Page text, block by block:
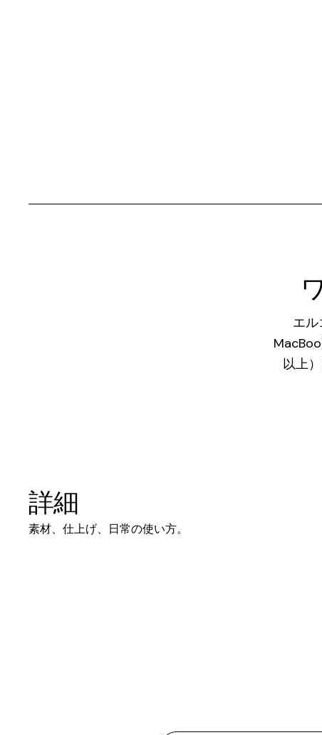
エル
以上
詳細
素材、仕上げ、日常の使い方。